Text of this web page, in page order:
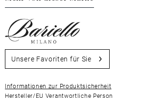
Unsere Favoriten für Sie
Informationen zur Produktsicherheit
Hersteller/EU Verantwortliche Person